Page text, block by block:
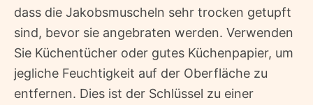
dass die Jakobsmuscheln sehr trocken getupft
sind, bevor sie angebraten werden. Verwenden
Sie Küchentücher oder gutes Küchenpapier, um
jegliche Feuchtigkeit auf der Oberfläche zu
entfernen. Dies ist der Schlüssel zu einer